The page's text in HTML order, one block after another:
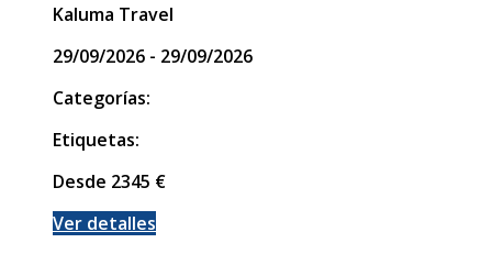
Kaluma Travel
29/09/2026 - 29/09/2026
Categorías:
Etiquetas:
Desde 2345 €
Ver detalles